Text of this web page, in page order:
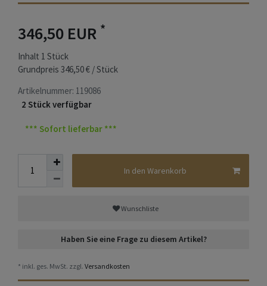
346,50 EUR *
Inhalt 1 Stück
Grundpreis 346,50 € / Stück
Artikelnummer: 119086
2 Stück verfügbar
*** Sofort lieferbar ***
In den Warenkorb
Wunschliste
Haben Sie eine Frage zu diesem Artikel?
* inkl. ges. MwSt. zzgl. Versandkosten